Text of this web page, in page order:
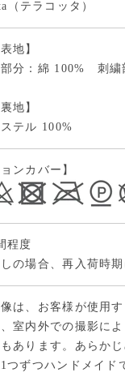
（テラコッタ）
地】
部分：綿 100% 刺
地】
ステル 100%
ンカバー】
程度
の場合、再入荷時期
像は、お客様が使用
室内外での撮影に
あります。あらか
1つずつハンドメイ